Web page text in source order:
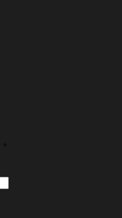
*